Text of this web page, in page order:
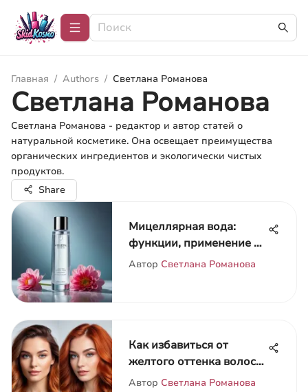
Главная / Authors / Светлана Романова
Светлана Романова
Светлана Романова - редактор и автор статей о
натуральной косметике. Она освещает преимущества
органических ингредиентов и экологически чистых
продуктов.
Share
Мицеллярная вода:
функции, применение и
выбор
Автор Светлана Романова
Как избавиться от
желтого оттенка волос
после осветления
Автор Светлана Романова